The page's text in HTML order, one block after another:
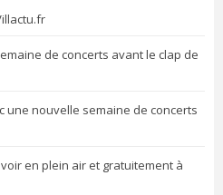
de concerts avant le clap de
une nouvelle semaine de concerts
en plein air et gratuitement à